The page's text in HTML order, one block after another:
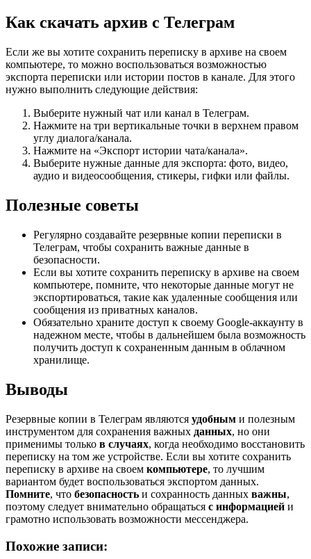
Как скачать архив с Телеграм
Если же вы хотите сохранить переписку в архиве на своем
компьютере, то можно воспользоваться возможностью
экспорта переписки или истории постов в канале. Для этого
нужно выполнить следующие действия:
Выберите нужный чат или канал в Телеграм.
Нажмите на три вертикальные точки в верхнем правом
углу диалога/канала.
Нажмите на «Экспорт истории чата/канала».
Выберите нужные данные для экспорта: фото, видео,
аудио и видеосообщения, стикеры, гифки или файлы.
Полезные советы
Регулярно создавайте резервные копии переписки в
Телеграм, чтобы сохранить важные данные в
безопасности.
Если вы хотите сохранить переписку в архиве на своем
компьютере, помните, что некоторые данные могут не
экспортироваться, такие как удаленные сообщения или
сообщения из приватных каналов.
Обязательно храните доступ к своему Google-аккаунту в
надежном месте, чтобы в дальнейшем была возможность
получить доступ к сохраненным данным в облачном
хранилище.
Выводы
Резервные копии в Телеграм являются удобным и полезным
инструментом для сохранения важных данных, но они
применимы только в случаях, когда необходимо восстановить
переписку на том же устройстве. Если вы хотите сохранить
переписку в архиве на своем компьютере, то лучшим
вариантом будет воспользоваться экспортом данных.
Помните, что безопасность и сохранность данных важны,
поэтому следует внимательно обращаться с информацией и
грамотно использовать возможности мессенджера.
Похожие записи: